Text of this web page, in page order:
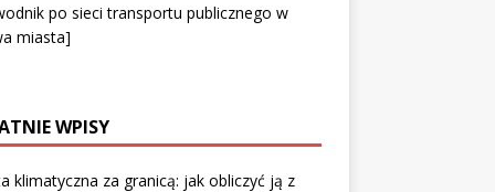
po sieci transportu publicznego w
miasta]
WPISY
klimatyczna za granicą: jak obliczyć ją z